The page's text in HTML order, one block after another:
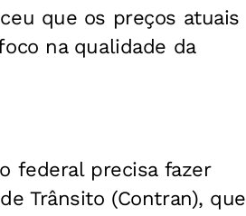
que os preços atuais
na qualidade da
federal precisa fazer
Trânsito (Contran), que